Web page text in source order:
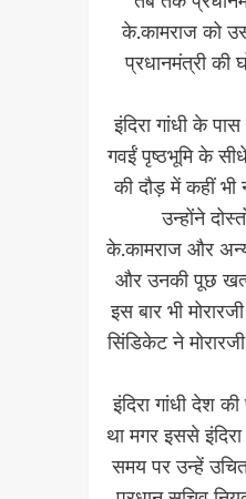
के.कामराज को
प्रधानमंत्री की
इंदिरा गांधी के
गवईं पृष्ठभूमि के
की दौड़ में कहीं भी
उन्होंने
के.कामराज और अन्य
और उनकी पूछ खत्म
इस बार भी
सिंडिकेट ने
इंदिरा गांधी देश
था मगर इससे
समय पर उन्हें